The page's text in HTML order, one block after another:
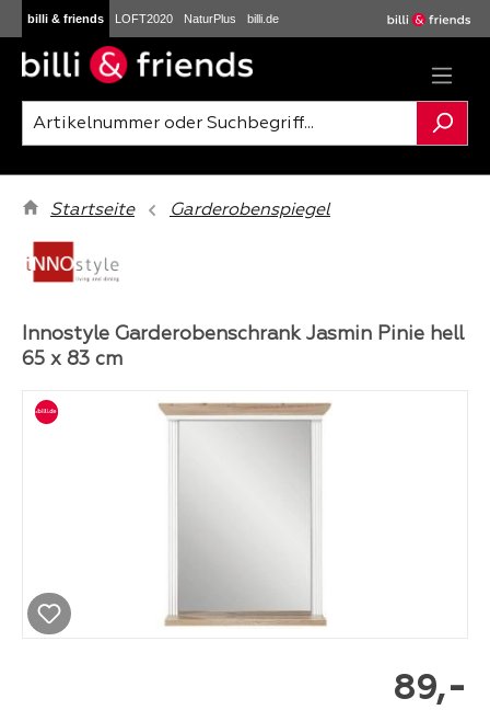
Zum Hauptinhalt springen
billi & friends LOFT2020 NaturPlus billi.de
Startseite Garderobenspiegel
Bildergalerie überspringen
Innostyle Garderobenschrank Jasmin Pinie hell
65 x 83 cm
89,-